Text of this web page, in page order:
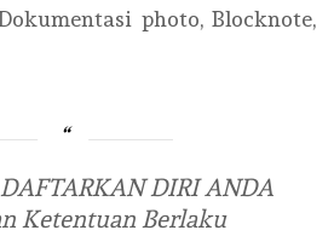
photo, Blocknote,
DAFTARKAN DIRI ANDA
Ketentuan Berlaku